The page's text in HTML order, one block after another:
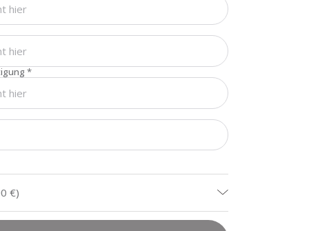
*
€)